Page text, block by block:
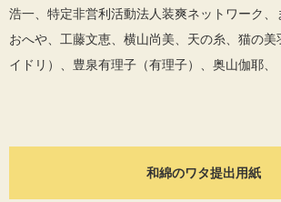
浩一、特定非営利活動法人装爽ネットワーク
おへや、工藤文恵、横山尚美、天の糸、猫の美
イドリ）、豊泉有理子（有理子）、奥山伽耶、
和綿のワタ提出用紙